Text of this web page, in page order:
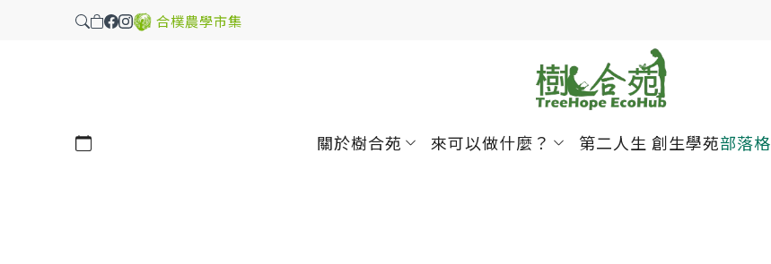
合樸農學市集
行事曆 關於樹合苑 來可以做什麼？ 第二人生 創生學苑部落格